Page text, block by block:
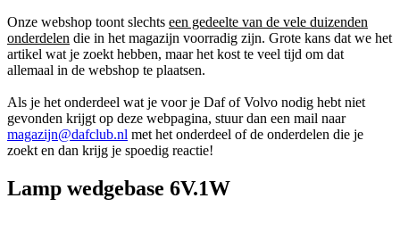
Onze webshop toont slechts een gedeelte van de vele duizenden
onderdelen die in het magazijn voorradig zijn. Grote kans dat we het
artikel wat je zoekt hebben, maar het kost te veel tijd om dat
allemaal in de webshop te plaatsen.
Als je het onderdeel wat je voor je Daf of Volvo nodig hebt niet
gevonden krijgt op deze webpagina, stuur dan een mail naar
magazijn@dafclub.nl met het onderdeel of de onderdelen die je
zoekt en dan krijg je spoedig reactie!
Lamp wedgebase 6V.1W